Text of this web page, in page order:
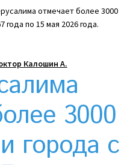
отмечает более 3000
по 15 мая 2026 года.
Калошин А.
3000
города с